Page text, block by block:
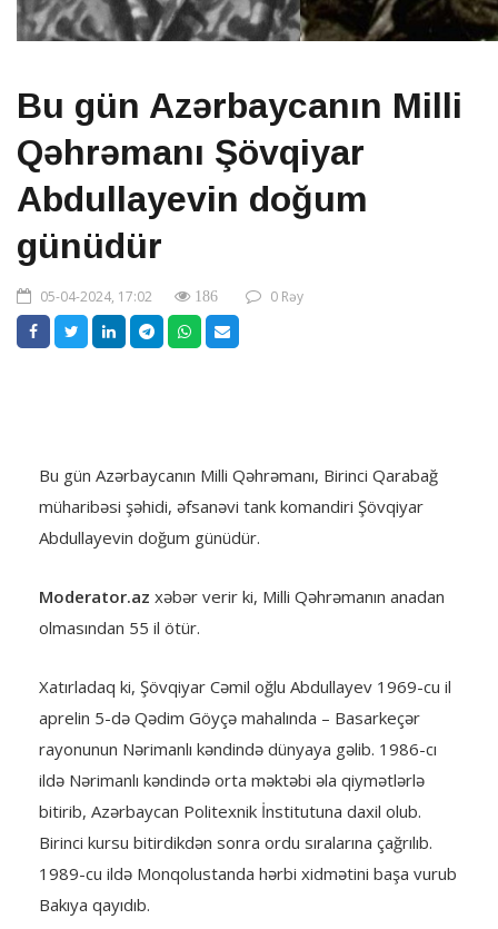
Bu gün Azərbaycanın Milli
Qəhrəmanı Şövqiyar
Abdullayevin doğum
günüdür
05-04-2024, 17:02 186 0 Rəy
Bu gün Azərbaycanın Milli Qəhrəmanı, Birinci Qarabağ
müharibəsi şəhidi, əfsanəvi tank komandiri Şövqiyar
Abdullayevin doğum günüdür.
Moderator.az xəbər verir ki, Milli Qəhrəmanın anadan
olmasından 55 il ötür.
Xatırladaq ki, Şövqiyar Cəmil oğlu Abdullayev 1969-cu il
aprelin 5-də Qədim Göyçə mahalında – Basarkeçər
rayonunun Nərimanlı kəndində dünyaya gəlib. 1986-cı
ildə Nərimanlı kəndində orta məktəbi əla qiymətlərlə
bitirib, Azərbaycan Politexnik İnstitutuna daxil olub.
Birinci kursu bitirdikdən sonra ordu sıralarına çağrılıb.
1989-cu ildə Monqolustanda hərbi xidmətini başa vurub
Bakıya qayıdıb.